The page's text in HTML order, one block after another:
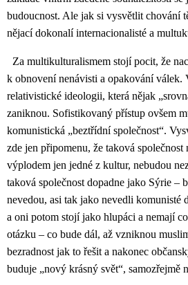
budoucnost. Ale jak si vysvětlit chování
nějací dokonalí internacionalisté a
Za multikulturalismem stojí pocit, že
k obnovení nenávisti a opakování
relativistické ideologii, která nějak
zaniknou. Sofistikovaný přístup ovšem
komunistická „beztřídní společnost“.
zde jen připomenu, že taková
výplodem jen jedné z kultur, nebudou
taková společnost dopadne jako Sýrie
nevedou, asi tak jako nevedli komunisté
a oni potom stojí jako hlupáci a nemají
otázku – co bude dál, až vzniknou
bezradnost jak to řešit a nakonec
buduje „nový krásný svět“, samozřejmě